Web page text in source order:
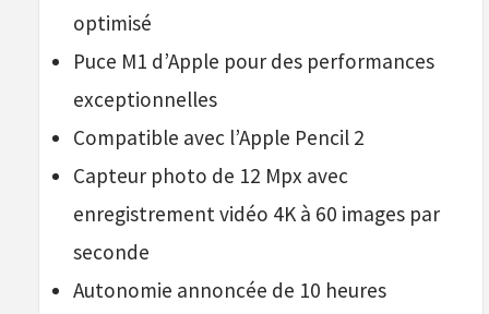
optimisé
Puce M1 d’Apple pour des performances
exceptionnelles
Compatible avec l’Apple Pencil 2
Capteur photo de 12 Mpx avec
enregistrement vidéo 4K à 60 images par
seconde
Autonomie annoncée de 10 heures